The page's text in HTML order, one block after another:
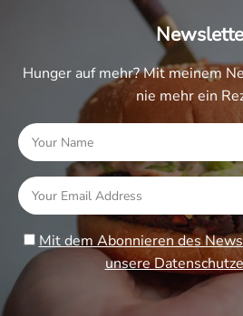
Hunger auf mehr? Mit meinem
nie mehr ein
Mit dem Abonnieren des
unsere